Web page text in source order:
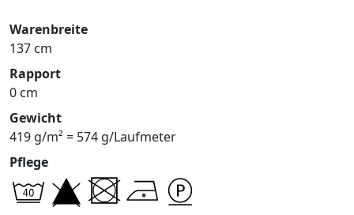
Warenbreite
137 cm
Rapport
0 cm
Gewicht
419 g/m² = 574 g/Laufmeter
Pflege